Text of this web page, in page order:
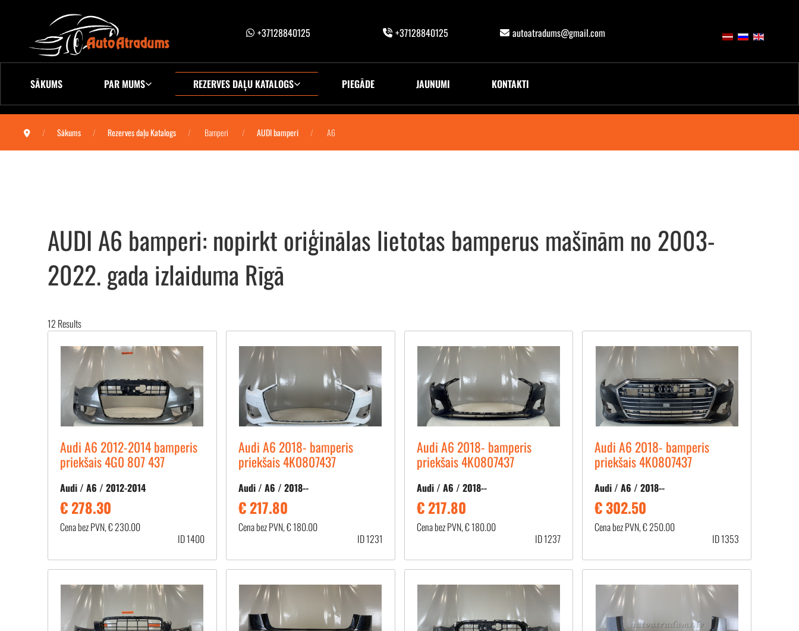
+37128840125 +37128840125 autoatradums@gmail.com
SĀKUMS PAR MUMS REZERVES DAĻU KATALOGS PIEGĀDE JAUNUMI KONTAKTI
Sākums Rezerves daļu Katalogs Bamperi AUDI bamperi A6
AUDI A6 bamperi: nopirkt oriģinālas lietotas bamperus mašīnām no 2003-
2022. gada izlaiduma Rīgā
12 Results
Audi A6 2012-2014 bamperis
priekšais 4G0 807 437
Audi / A6 / 2012-2014
€ 278.30
Cena bez PVN, € 230.00
ID 1400
Audi A6 2018- bamperis
priekšais 4K0807437
Audi / A6 / 2018--
€ 217.80
Cena bez PVN, € 180.00
ID 1231
Audi A6 2018- bamperis
priekšais 4K0807437
Audi / A6 / 2018--
€ 217.80
Cena bez PVN, € 180.00
ID 1237
Audi A6 2018- bamperis
priekšais 4K0807437
Audi / A6 / 2018--
€ 302.50
Cena bez PVN, € 250.00
ID 1353